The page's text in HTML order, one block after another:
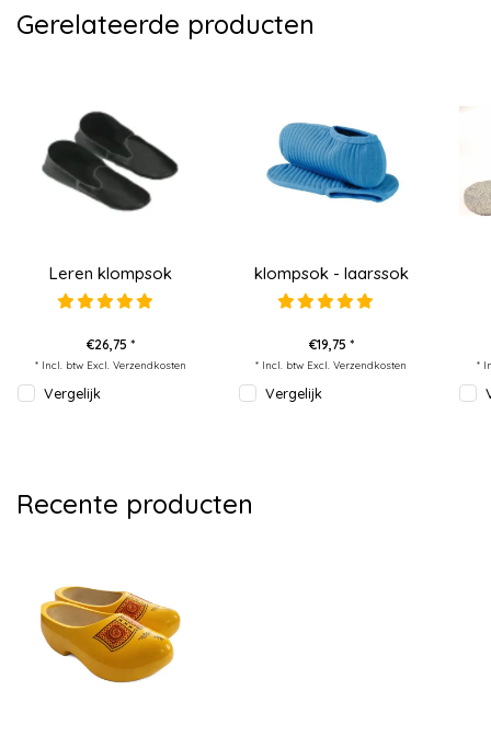
Gerelateerde producten
Leren klompsok
€26,75 *
* Incl. btw Excl. Verzendkosten
Vergelijk
klompsok - laarssok
€19,75 *
* Incl. btw Excl.Verzendkosten
Vergelijk
*
Recente producten